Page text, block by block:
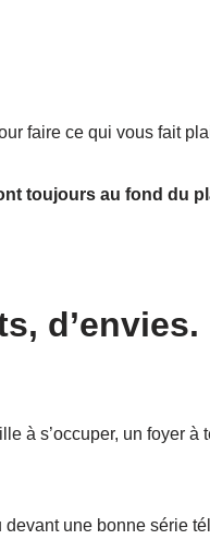
faire ce qui vous fait
toujours au fond du
d’envies.
à s’occuper, un foyer à
une bonne série